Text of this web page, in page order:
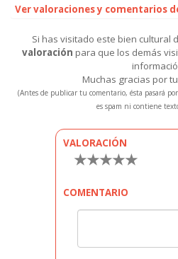
Ver valoraciones y comentarios
Si has visitado este bien cultural
valoración para que los demás
Muchas gracias por
(Antes de publicar tu comentario, ésta pasará
es spam ni contiene
VALORACIÓN
★
★
★
★
★
COMENTARIO